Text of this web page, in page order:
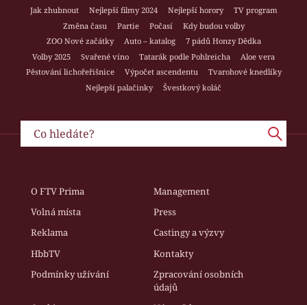
Jak zhubnout Nejlepší filmy 2024 Nejlepší horory
TV program
Změna času
Partie Počasí
Kdy budou volby
ZOO Nové začátky
Auto – katalog
7 pádů Honzy Dědka
Volby 2025
Svařené víno Tatarák podle Pohlreicha
Aloe vera
Pěstování lichořeřišnice
Výpočet ascendentu
Tvarohové knedlíky
Nejlepší palačinky
Švestkový koláč
O FTV Prima
Management
Volná místa
Press
Reklama
Castingy a výzvy
HbbTV
Kontakty
Podmínky užívání
Zpracování osobních
údajů